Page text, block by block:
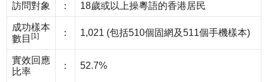
訪問對象 ： 18歲或以上操粵語的香港居民
成功樣本
數目 [1] ： 1,021 (包括510個固網及511個手機樣本)
實效回應
比率
： 52.7%